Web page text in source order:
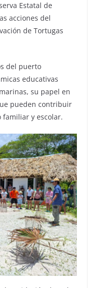
Estatal de
acciones del
de Tortugas
del puerto
educativas
su papel en
pueden contribuir
familiar y escolar.